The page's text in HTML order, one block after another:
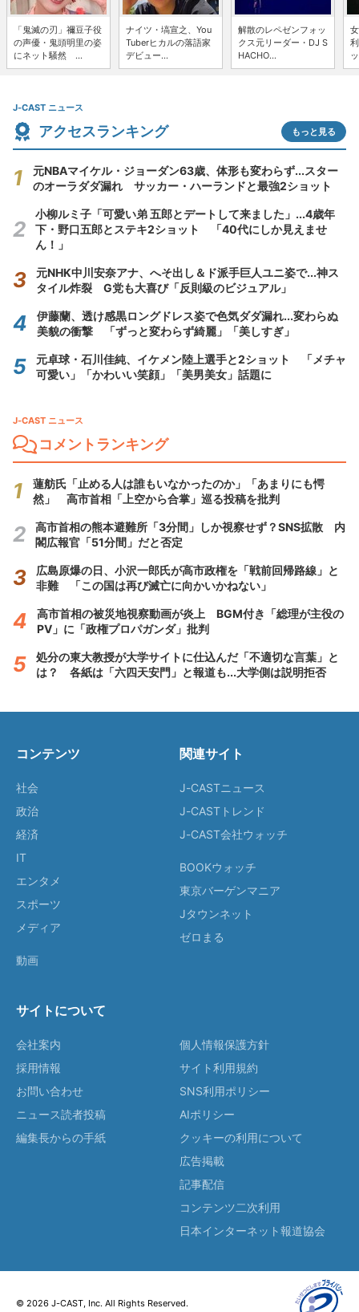
「鬼滅の刃」禰豆子役
の声優・鬼頭明里の姿
にネット騒然 ...
ナイツ・塙宣之、You
Tuberヒカルの落語家
デビュー...
解散のレペゼンフォッ
クス元リーダー・DJ S
HACHO...
J-CAST ニュース
アクセスランキング もっと見る
元NBAマイケル・ジョーダン63歳、体形も変わらず...スター
のオーラダダ漏れ サッカー・ハーランドと最強2ショット
小柳ルミ子「可愛い弟 五郎とデートして来ました」...4歳年
下・野口五郎とステキ2ショット 「40代にしか見えませ
ん！」
元NHK中川安奈アナ、へそ出し＆ド派手巨人ユニ姿で...神ス
タイル炸裂 G党も大喜び「反則級のビジュアル」
伊藤蘭、透け感黒ロングドレス姿で色気ダダ漏れ...変わらぬ
美貌の衝撃 「ずっと変わらず綺麗」「美しすぎ」
元卓球・石川佳純、イケメン陸上選手と2ショット 「メチャ
可愛い」「かわいい笑顔」「美男美女」話題に
J-CAST ニュース
コメントランキング
蓮舫氏「止める人は誰もいなかったのか」「あまりにも愕
然」 高市首相「上空から合掌」巡る投稿を批判
高市首相の熊本避難所「3分間」しか視察せず？SNS拡散 内
閣広報官「51分間」だと否定
広島原爆の日、小沢一郎氏が高市政権を「戦前回帰路線」と
非難 「この国は再び滅亡に向かいかねない」
高市首相の被災地視察動画が炎上 BGM付き「総理が主役の
PV」に「政権プロパガンダ」批判
処分の東大教授が大学サイトに仕込んだ「不適切な言葉」と
は？ 各紙は「六四天安門」と報道も...大学側は説明拒否
コンテンツ
社会
政治
経済
IT
エンタメ
スポーツ
メディア
動画
関連サイト
J-CASTニュース
J-CASTトレンド
J-CAST会社ウォッチ
BOOKウォッチ
東京バーゲンマニア
Jタウンネット
ゼロまる
サイトについて
会社案内
採用情報
お問い合わせ
ニュース読者投稿
編集長からの手紙
個人情報保護方針
サイト利用規約
SNS利用ポリシー
AIポリシー
クッキーの利用について
広告掲載
記事配信
コンテンツ二次利用
日本インターネット報道協会
© 2026 J-CAST, Inc. All Rights Reserved.